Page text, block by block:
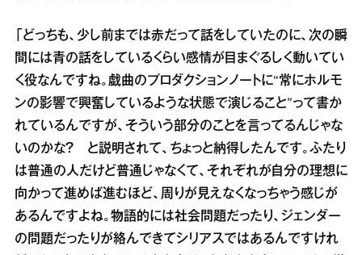
「どっちも、少し前までは赤だって話をしていたのに、次の瞬
間には青の話をしているくらい感情が目まぐるしく動いてい
く役なんですね。戯曲のプロダクションノートに“常にホルモ
ンの影響で興奮しているような状態で演じること”って書か
れているんですが、そういう部分のことを言ってるんじゃな
いのかな？ と説明されて、ちょっと納得したんです。ふたり
は普通の人だけど普通じゃなくて、それぞれが自分の理想に
向かって進めば進むほど、周りが見えなくなっちゃう感じが
あるんですよね。物語的には社会問題だったり、ジェンダー
の問題だったりが絡んできてシリアスではあるんですけれ